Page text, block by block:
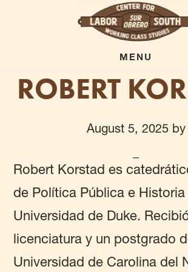
content
MENU
ROBERT
August 5, 2025by
Robert Korstad es
de Política Pública e Historia
Universidad de Duke.
licenciatura y un postgrado
Universidad de Carolina del